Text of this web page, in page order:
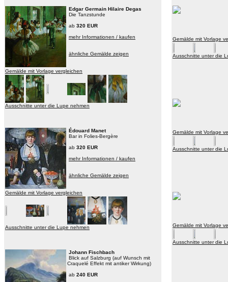
Edgar Germain Hilaire Degas
Die Tanzstunde
ab 320 EUR
mehr Informationen / kaufen
ähnliche Gemälde zeigen
Gemälde mit Vorlage vergleichen
Ausschnitte unter die Lupe nehmen
Édouard Manet
Bar in Folies-Bergère
ab 320 EUR
mehr Informationen / kaufen
ähnliche Gemälde zeigen
Gemälde mit Vorlage vergleichen
Ausschnitte unter die Lupe nehmen
Johann Fischbach
Blick auf Salzburg (auf Wunsch mit
Craquelé Effekt mit antiker Wirkung)
ab 240 EUR
Gemälde mit Vorlage
Ausschnitte unter die
Gemälde mit Vorlage
Ausschnitte unter die
Gemälde mit Vorlage
Ausschnitte unter die